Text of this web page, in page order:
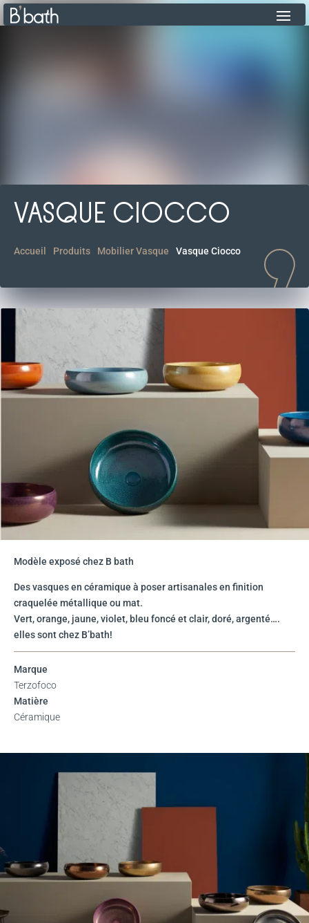
VASQUE CIOCCO
Accueil Produits Mobilier Vasque Vasque Ciocco
Modèle exposé chez B bath
Des vasques en céramique à poser artisanales en finition
craquelée métallique ou mat.
Vert, orange, jaune, violet, bleu foncé et clair, doré, argenté….
elles sont chez B’bath!
Marque
Terzofoco
Matière
Céramique